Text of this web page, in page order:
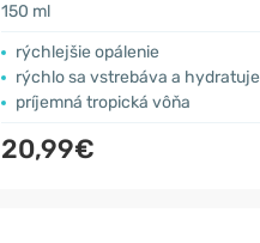
150 ml
rýchlejšie opálenie
rýchlo sa vstrebáva a hydratuje
príjemná tropická vôňa
20,99€